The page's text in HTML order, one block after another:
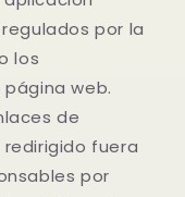
por la
los
web.
de
fuera
por